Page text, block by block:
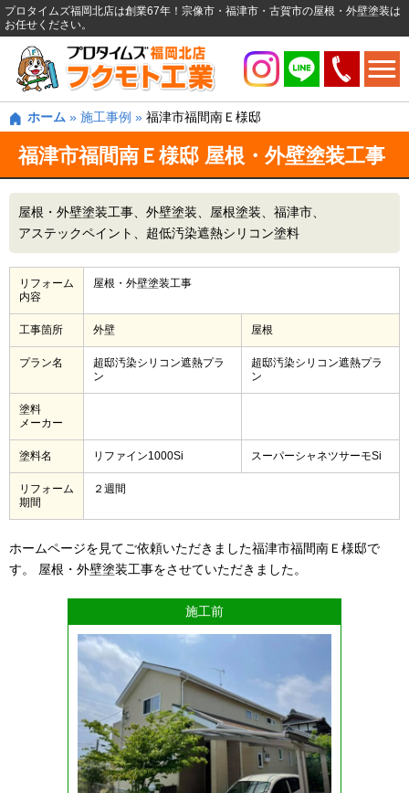
プロタイムズ福岡北店は創業67年！宗像市・福津市・古賀市の屋根・外壁塗装は
お任せください。
ホーム » 施工事例 » 福津市福間南Ｅ様邸
福津市福間南Ｅ様邸 屋根・外壁塗装工事
屋根・外壁塗装工事 外壁塗装 屋根塗装
福津市
アステックペイント
超低汚染遮熱シリコン塗料
リフォーム
内容
屋根・外壁塗装工事
工事箇所 外壁 屋根
プラン名
超邸汚染シリコン遮熱プラ
ン
超邸汚染シリコン遮熱プラ
ン
塗料
メーカー
塗料名 リファイン1000Si スーパーシャネツサーモSi
リフォーム
期間
２週間
ホームページを見てご依頼いただきました福津市福間南Ｅ様邸で
す。 屋根・外壁塗装工事をさせていただきました。
施工前